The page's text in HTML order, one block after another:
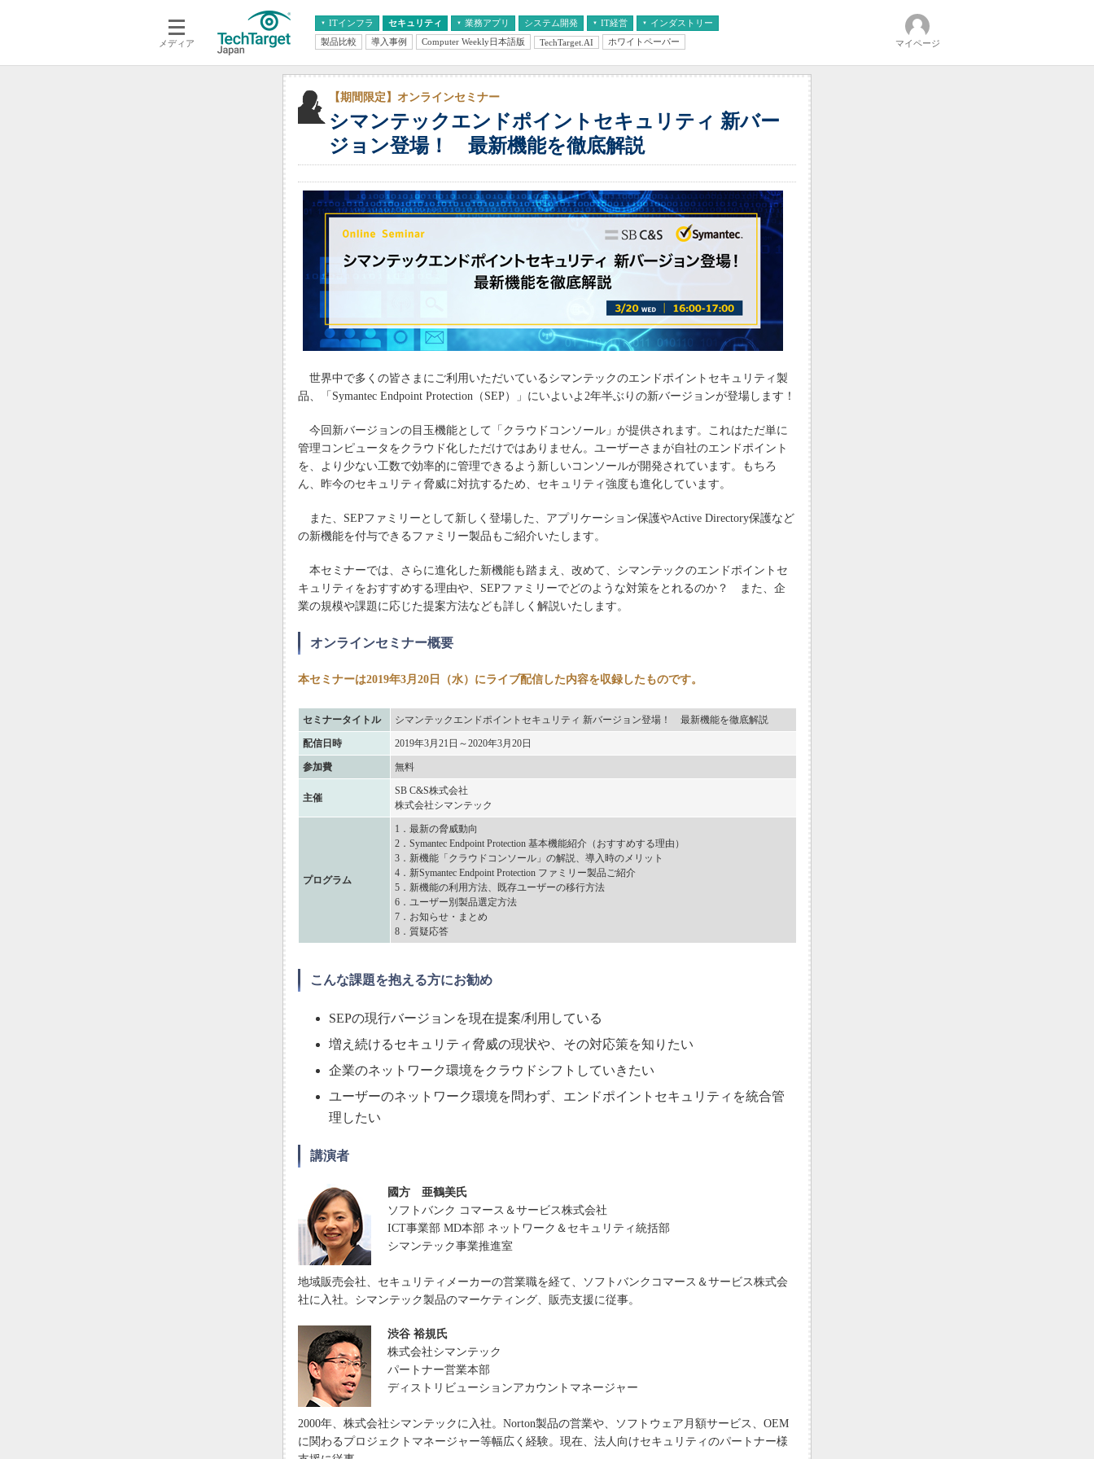
メディア
ITインフラ
クラウド
セキュリティ 業務アプリ
エンタープライズAI
ERP
データ分析
情報系システム
システム開発 IT経営
経営とIT
インダストリー
医療IT
製品比較 導入事例 Computer Weekly日本語版 TechTarget.AI ホワイトペーパー マイページ
シマンテックエンドポイントセキュリティ 新バー
ジョン登場！ 最新機能を徹底解説
【期間限定】オンラインセミナー
世界中で多くの皆さまにご利用いただいているシマンテックのエンドポイントセキュリティ製
品、「Symantec Endpoint Protection（SEP）」にいよいよ2年半ぶりの新バージョンが登場します！
今回新バージョンの目玉機能として「クラウドコンソール」が提供されます。これはただ単に
管理コンピュータをクラウド化しただけではありません。ユーザーさまが自社のエンドポイント
を、より少ない工数で効率的に管理できるよう新しいコンソールが開発されています。もちろ
ん、昨今のセキュリティ脅威に対抗するため、セキュリティ強度も進化しています。
また、SEPファミリーとして新しく登場した、アプリケーション保護やActive Directory保護など
の新機能を付与できるファミリー製品もご紹介いたします。
本セミナーでは、さらに進化した新機能も踏まえ、改めて、シマンテックのエンドポイントセ
キュリティをおすすめする理由や、SEPファミリーでどのような対策をとれるのか？ また、企
業の規模や課題に応じた提案方法なども詳しく解説いたします。
オンラインセミナー概要
本セミナーは2019年3月20日（水）にライブ配信した内容を収録したものです。
セミナータイトル シマンテックエンドポイントセキュリティ 新バージョン登場！ 最新機能を徹底解説
配信日時 2019年3月21日～2020年3月20日
参加費 無料
主催
SB C&S株式会社
株式会社シマンテック
プログラム
1．最新の脅威動向
2．Symantec Endpoint Protection 基本機能紹介（おすすめする理由）
3．新機能「クラウドコンソール」の解説、導入時のメリット
4．新Symantec Endpoint Protection ファミリー製品ご紹介
5．新機能の利用方法、既存ユーザーの移行方法
6．ユーザー別製品選定方法
7．お知らせ・まとめ
8．質疑応答
こんな課題を抱える方にお勧め
SEPの現行バージョンを現在提案/利用している
増え続けるセキュリティ脅威の現状や、その対応策を知りたい
企業のネットワーク環境をクラウドシフトしていきたい
ユーザーのネットワーク環境を問わず、エンドポイントセキュリティを統合管
理したい
講演者
國方 亜鶴美氏
ソフトバンク コマース＆サービス株式会社
ICT事業部 MD本部 ネットワーク＆セキュリティ統括部
シマンテック事業推進室
地域販売会社、セキュリティメーカーの営業職を経て、ソフトバンクコマース＆サービス株式会
社に入社。シマンテック製品のマーケティング、販売支援に従事。
渋谷 裕規氏
株式会社シマンテック
パートナー営業本部
ディストリビューションアカウントマネージャー
2000年、株式会社シマンテックに入社。Norton製品の営業や、ソフトウェア月額サービス、OEM
に関わるプロジェクトマネージャー等幅広く経験。現在、法人向けセキュリティのパートナー様